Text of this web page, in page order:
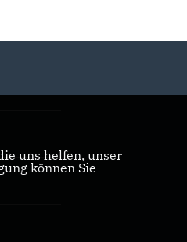
uns helfen, unser
können Sie